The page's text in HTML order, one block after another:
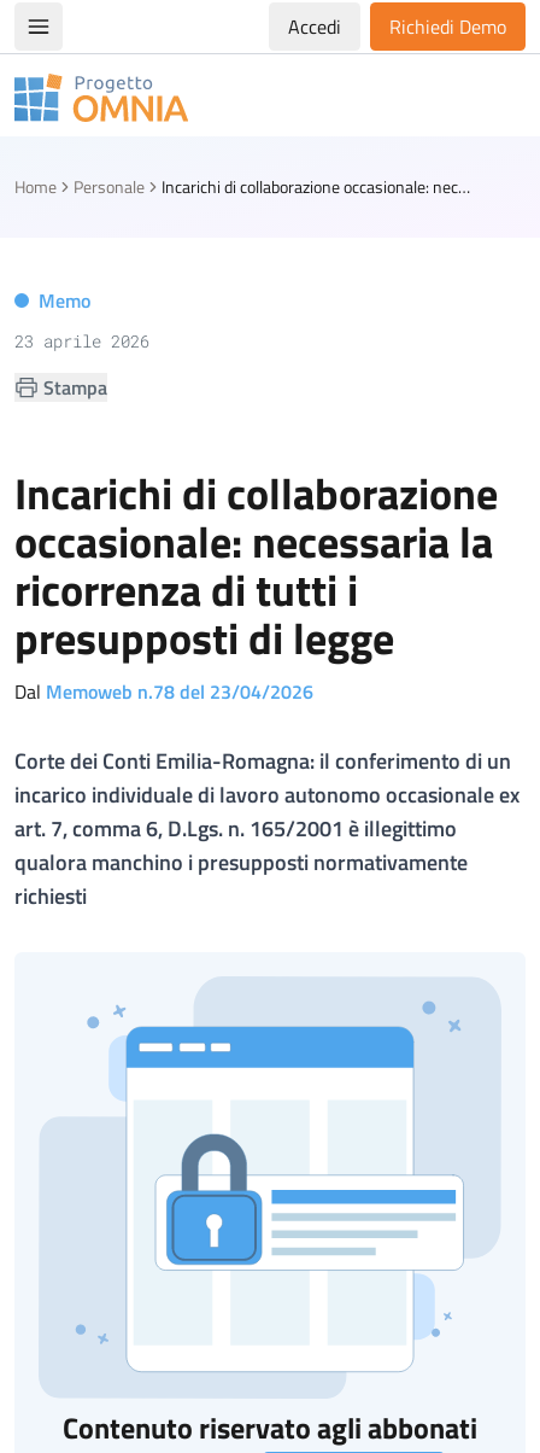
Apri/chiudi menù di navigazioneAccedi Richiedi Demo
Progetto Omnia
Home Personale Incarichi di collaborazione occasionale: necessaria la ricorrenza di tutti i presupposti di legge
Memo
23 aprile 2026
Stampa
Incarichi di collaborazione
occasionale: necessaria la
ricorrenza di tutti i
presupposti di legge
Dal Memoweb n.78 del 23/04/2026
Corte dei Conti Emilia-Romagna: il conferimento di un
incarico individuale di lavoro autonomo occasionale ex
art. 7, comma 6, D.Lgs. n. 165/2001 è illegittimo
qualora manchino i presupposti normativamente
richiesti
Contenuto riservato agli abbonati